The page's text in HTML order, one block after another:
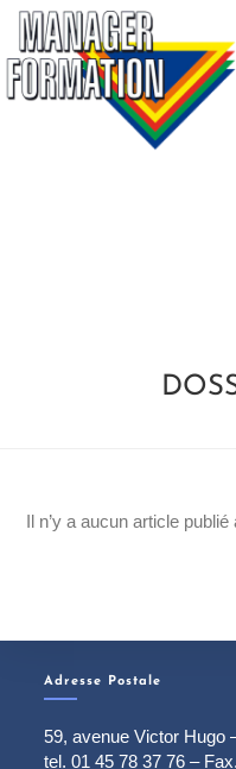
Il n’y a aucun article
Adresse Postale
59, avenue Victor Hugo
tel. 01 45 78 37 76 –